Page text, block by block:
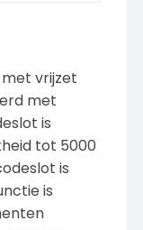
vrijzet
met
is
tot 5000
is
is